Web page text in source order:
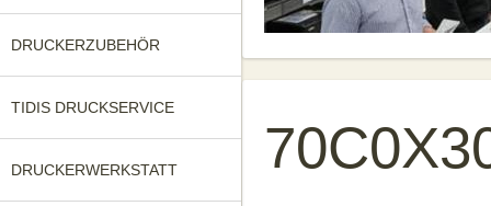
DRUCKERZUBEHÖR
TIDIS DRUCKSERVICE
DRUCKERWERKSTATT